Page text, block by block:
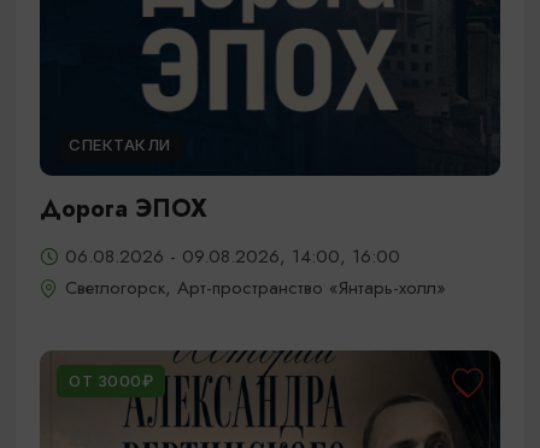
СПЕКТАКЛИ
Дорога ЭПОХ
06.08.2026 - 09.08.2026, 14:00, 16:00
Светлогорск, Арт-пространство «Янтарь-холл»
ОТ 3000₽